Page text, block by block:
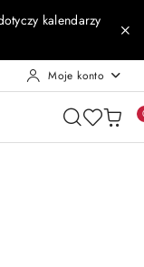
kalendarzy
Moje konto